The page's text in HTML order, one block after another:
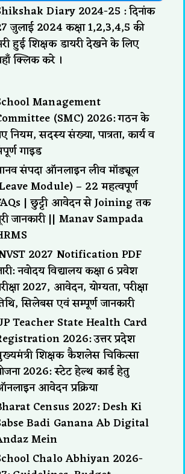
Diary 2024-25 : दिनांक
जुलाई 2024 कक्षा 1,2,3,4,5 की
हुई शिक्षक डायरी देखने के लिए
क्लिक करे ।
Management
(SMC) 2026: गठन के
नियम, सदस्य संख्या, पात्रता, कार्य व
गाइड
संपदा ऑनलाइन लीव मॉड्यूल
Module) – 22 महत्वपूर्ण
| छुट्टी आवेदन से Joining तक
जानकारी || Manav Sampada
2027 Notification PDF
नवोदय विद्यालय कक्षा 6 प्रवेश
2027, आवेदन, योग्यता, परीक्षा
सिलेबस एवं सम्पूर्ण जानकारी
Teacher State Health Card
2026: उत्तर प्रदेश
शिक्षक कैशलेस चिकित्सा
2026: स्टेट हेल्थ कार्ड हेतु
आवेदन प्रक्रिया
Census 2027: Desh Ki
Badi Ganana Ab Digital
Mein
Chalo Abhiyan 2026-